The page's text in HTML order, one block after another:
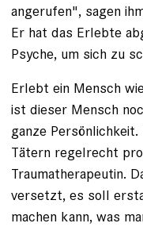
angerufen", sagen
Er hat das Erlebte
Psyche, um sich zu
Erlebt ein Mensch
ist dieser Mensch
ganze
Tätern regelrecht
Traumatherapeutin.
versetzt, es soll
machen kann, was